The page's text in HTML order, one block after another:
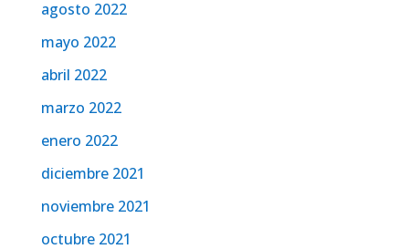
agosto 2022
mayo 2022
abril 2022
marzo 2022
enero 2022
diciembre 2021
noviembre 2021
octubre 2021